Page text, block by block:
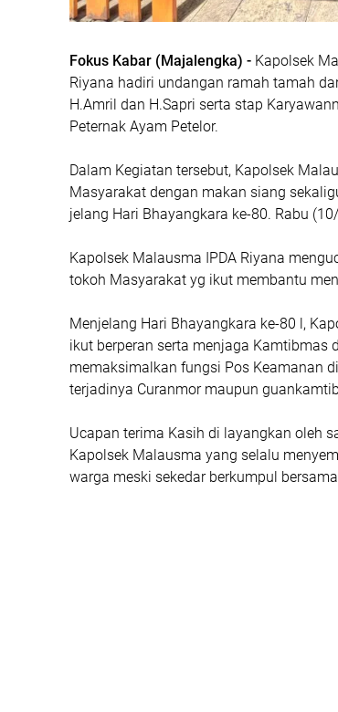
Fokus Kabar (Majalengka) - Kapolsek
Riyana hadiri undangan ramah tamah
H.Amril dan H.Sapri serta stap
Peternak Ayam Petelor.
Dalam Kegiatan tersebut, Kapolsek
Masyarakat dengan makan siang
jelang Hari Bhayangkara ke-80. Rabu
Kapolsek Malausma IPDA Riyana
tokoh Masyarakat yg ikut membantu
Menjelang Hari Bhayangkara ke-80 l,
ikut berperan serta menjaga Kamtibmas
memaksimalkan fungsi Pos Keamanan
terjadinya Curanmor maupun
Ucapan terima Kasih di layangkan oleh
Kapolsek Malausma yang selalu
warga meski sekedar berkumpul